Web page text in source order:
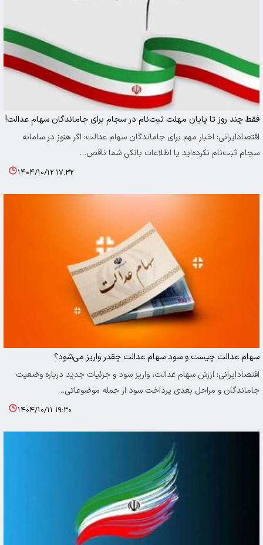
فقط چند روز تا پایان مهلت ثبت‌نام در سجام برای جاماندگان سهام عدالت!
اقتصادایرانی: اخبار مهم برای جاماندگان سهام عدالت: اگر هنوز در سامانه
سجام ثبت‌نام نکرده‌اید یا اطلاعات بانکی شما ناقص…
۱۴۰۴/۱۰/۱۲ ۱۷:۳۲
سهام عدالت چیست و سود سهام عدالت چقدر واریز می‌شود؟
اقتصادایرانی: ارزش سهام عدالت، واریز سود و جزئیات جدید درباره وضعیت
جاماندگان و مراحل بعدی پرداخت سود از جمله موضوعاتی…
۱۴۰۴/۱۰/۱۱ ۱۹:۳۰